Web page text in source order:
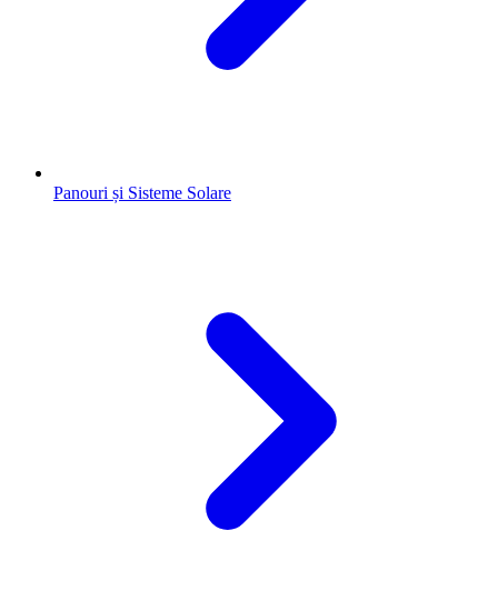
Panouri și Sisteme Solare